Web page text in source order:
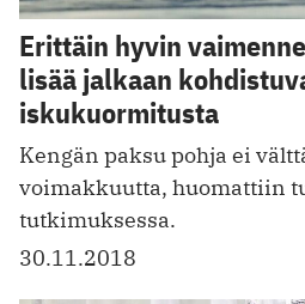
Erittäin hyvin
lisää jalkaan
iskukuormitusta
Kengän paksu pohja ei
voimakkuutta, huomattiin
tutkimuksessa.
30.11.2018